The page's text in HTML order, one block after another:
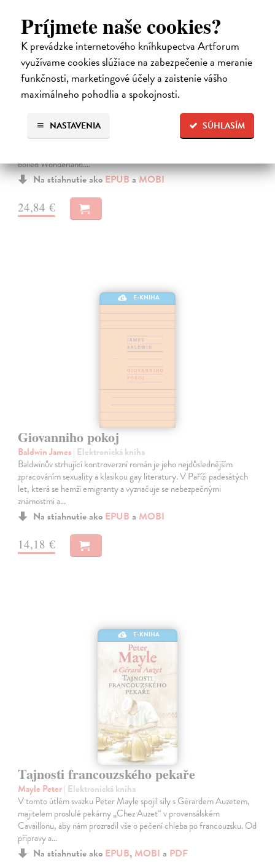
Príjmete naše cookies?
K prevádzke internetového kníhkupectva Artforum
využívame cookies slúžiace na zabezpečenie a meranie
funkčnosti, marketingové účely a zaistenie vášho
maximálneho pohodlia a spokojnosti.
SÚHLASÍM
NASTAVENIA
Město a jeho nejisté zdi
Město a jeho nejisté zdi – dlouho očekávaný román Harukiho
Murakamiho volně navazuje na autorovu starší novelu z roku 1980 a
boiled Wonderland.…
Na stiahnutie akoEPUBaMOBI
24,84 €
E-KNIHA
Giovanniho pokoj
Baldwin James| Elektronická kniha
Baldwinův strhující kontroverzní román je jeho nejdůslednějším
zpracováním sexuality a klasikou gay literatury. V Paříži padesátých
let, která se hemží emigranty a vyznačuje se nebezpečnými
známostmi a…
Na stiahnutie ako EPUB a MOBI
14,18 €
E-KNIHA
Tajnosti francouzského pekaře
Mayle Peter| Elektronická kniha
V tomto útlém svazku Peter Mayle spojil síly s Gérardem Auzetem,
majitelem proslulé pekárny „Chez Auzet“ v provensálském
Cavaillonu, aby nám prozradil vše o pečení chleba po francouzsku. Od
přípravy a…
Na stiahnutie ako EPUB, MOBI a PDF